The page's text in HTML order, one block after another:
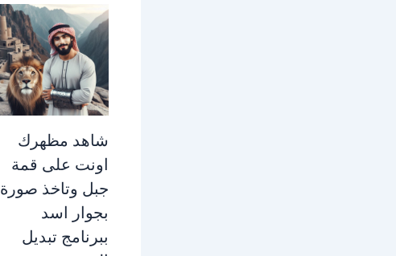
شاهد مظهرك
اونت على قمة
جبل وتاخذ صورة
بجوار اسد
ببرنامج تبديل